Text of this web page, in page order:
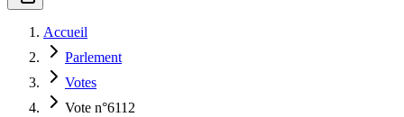
Accueil
Parlement
Votes
Vote n°6112